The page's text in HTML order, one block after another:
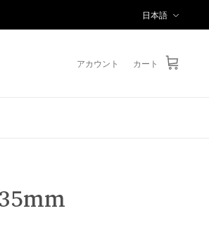
語
日本語
アカウント カート